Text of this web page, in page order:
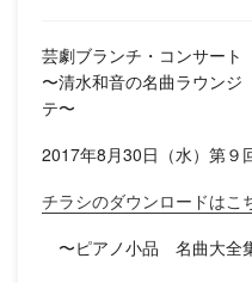
芸劇ブランチ・コンサート
〜清水和音の名曲ラウン
テ〜
2017年8月30日（水）第
チラシのダウンロードはこ
〜ピアノ小品 名曲大全